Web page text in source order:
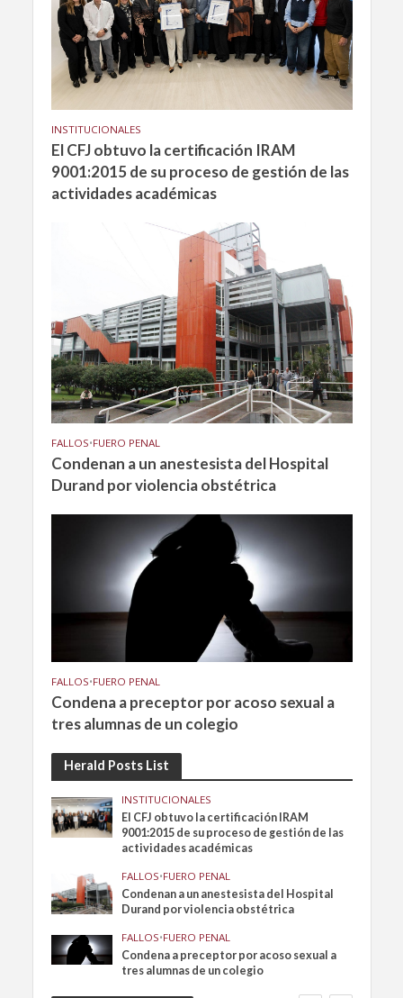
INSTITUCIONALES
El CFJ obtuvo la certificación IRAM
9001:2015 de su proceso de gestión de las
actividades académicas
FALLOS•FUERO PENAL
Condenan a un anestesista del Hospital
Durand por violencia obstétrica
FALLOS•FUERO PENAL
Condena a preceptor por acoso sexual a
tres alumnas de un colegio
Herald Posts List
INSTITUCIONALES
El CFJ obtuvo la certificación IRAM
9001:2015 de su proceso de gestión de las
actividades académicas
FALLOS•FUERO PENAL
Condenan a un anestesista del Hospital
Durand por violencia obstétrica
FALLOS•FUERO PENAL
Condena a preceptor por acoso sexual a
tres alumnas de un colegio